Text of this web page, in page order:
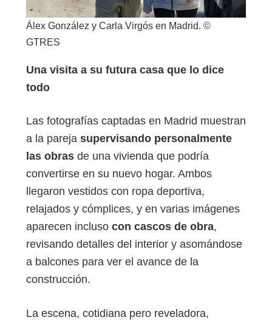
Álex González y Carla Virgós en Madrid. ©
GTRES
Una visita a su futura casa que lo dice
todo
Las fotografías captadas en Madrid muestran
a la pareja supervisando personalmente
las obras de una vivienda que podría
convertirse en su nuevo hogar. Ambos
llegaron vestidos con ropa deportiva,
relajados y cómplices, y en varias imágenes
aparecen incluso con cascos de obra,
revisando detalles del interior y asomándose
a balcones para ver el avance de la
construcción.
La escena, cotidiana pero reveladora,